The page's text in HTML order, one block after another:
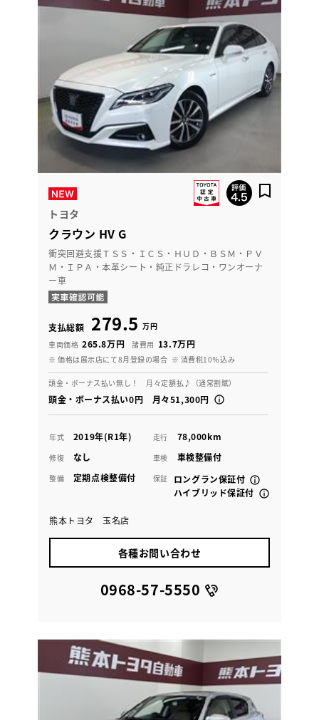
トヨタ
クラウン HV G
衝突回避支援ＴＳＳ・ＩＣＳ・ＨＵＤ・ＢＳＭ・ＰＶ
Ｍ・ＩＰＡ・本革シート・純正ドラレコ・ワンオーナ
ー車
支払総額 279.5 万円
車両価格 265.8万円 諸費用 13.7万円
※ 価格は展示店にて8月登録の場合 ※ 消費税10％込み
頭金・ボーナス払い無し！ 月々定額払♪（通常割賦）
頭金・ボーナス払い0円 月々51,300円
年式 2019年(R1年) 走行 78,000km
修復 なし 車検 車検整備付
整備 定期点検整備付 保証
ロングラン保証付
ハイブリッド保証付
熊本トヨタ 玉名店
各種お問い合わせ
0968-57-5550